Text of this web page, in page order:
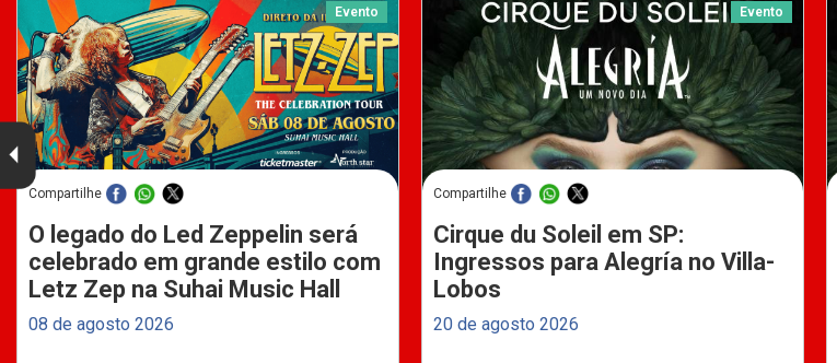
Evento
Compartilhe
O legado do Led Zeppelin será
celebrado em grande estilo com
Letz Zep na Suhai Music Hall
08 de agosto 2026
Evento
Compartilhe
Cirque du Soleil em SP:
Ingressos para Alegría no Villa-
Lobos
20 de agosto 2026